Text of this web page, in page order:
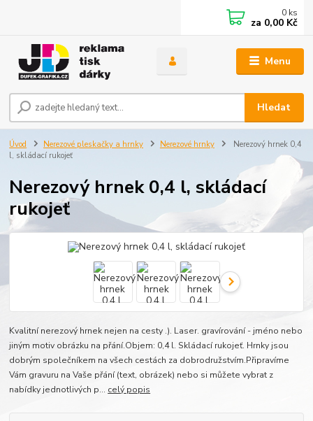
Menu
Hledat
0 ks
za 0,00 Kč
Úvod Nerezové pleskačky a hrnky Nerezové hrnky
Nerezový hrnek 0,4
l, skládací rukojeť
Nerezový hrnek 0,4 l, skládací
rukojeť
Kvalitní nerezový hrnek nejen na cesty .). Laser. gravírování - jméno nebo
jiným motiv obrázku na přání.Objem: 0,4 l. Skládací rukojeť. Hrnky jsou
dobrým společníkem na všech cestách za dobrodružstvím.Připravíme
Vám gravuru na Vaše přání (text, obrázek) nebo si můžete vybrat z
nabídky jednotlivých p... celý popis